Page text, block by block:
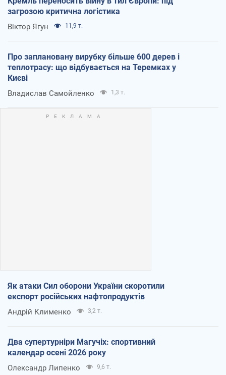
загрозою критична логістика
Віктор Ягун 11,9 т.
Про заплановану вирубку більше 600 дерев і
теплотрасу: що відбувається на Теремках у
Києві
Владислав Самойленко 1,3 т.
Як атаки Сил оборони України скоротили
експорт російських нафтопродуктів
Андрій Клименко 3,2 т.
Два супертурніри Магучіх: спортивний
календар осені 2026 року
Олександр Липенко 9,6 т.